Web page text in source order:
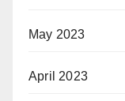
May 2023
April 2023